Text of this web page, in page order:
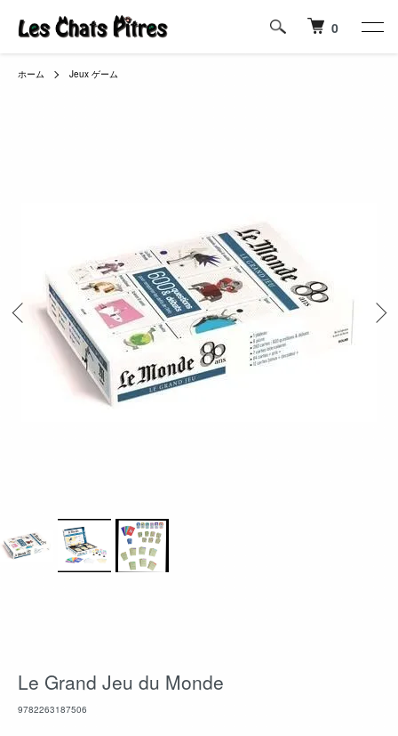
0
ホーム Jeux ゲーム
Le Grand Jeu du Monde
9782263187506